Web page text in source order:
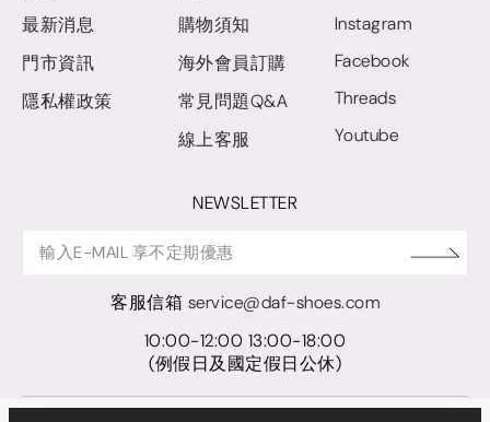
最新消息
門市資訊
隱私權政策
購物須知
海外會員訂購
常見問題Q&A
線上客服
Instagram
Facebook
Threads
Youtube
NEWSLETTER
客服信箱 service@daf-shoes.com
10:00-12:00 13:00-18:00
(例假日及國定假日公休)